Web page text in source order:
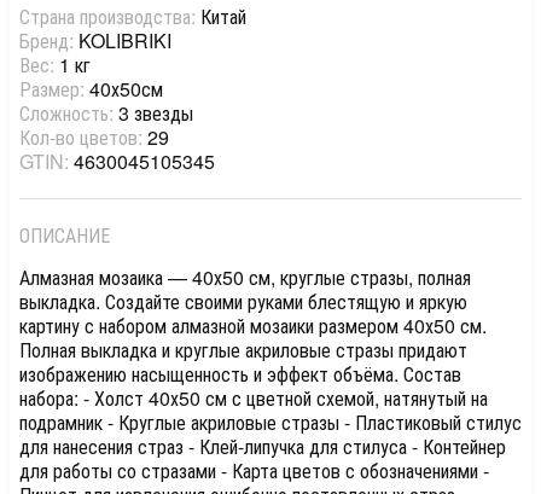
Страна производства: Китай
Бренд: KOLIBRIKI
Вес: 1 кг
Размер: 40х50см
Сложность: 3 звезды
Кол-во цветов: 29
GTIN: 4630045105345
ОПИСАНИЕ
Алмазная мозаика — 40х50 см, круглые стразы, полная
выкладка. Создайте своими руками блестящую и яркую
картину с набором алмазной мозаики размером 40х50 см.
Полная выкладка и круглые акриловые стразы придают
изображению насыщенность и эффект объёма. Состав
набора: - Холст 40х50 см с цветной схемой, натянутый на
подрамник - Круглые акриловые стразы - Пластиковый стилус
для нанесения страз - Клей-липучка для стилуса - Контейнер
для работы со стразами - Карта цветов с обозначениями -